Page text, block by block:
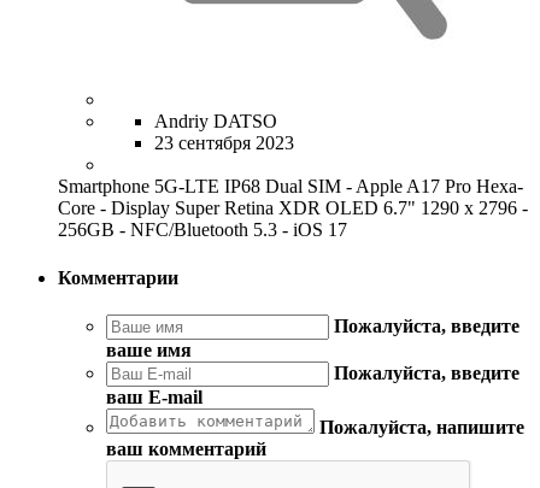
Andriy DATSO
23 сентября 2023
Smartphone 5G-LTE IP68 Dual SIM - Apple A17 Pro Hexa-
Core - Display Super Retina XDR OLED 6.7" 1290 x 2796 -
256GB - NFC/Bluetooth 5.3 - iOS 17
Комментарии
Пожалуйста, введите
ваше имя
Пожалуйста, введите
ваш E-mail
Пожалуйста, напишите
ваш комментарий